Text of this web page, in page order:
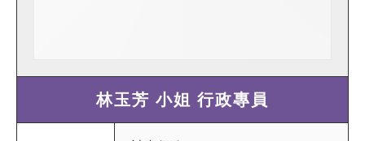
林玉芳 小姐 行政專員